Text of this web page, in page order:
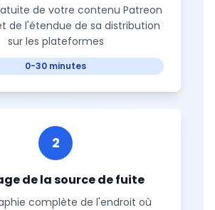
de votre contenu Patreon
de l'étendue de sa distribution
sur les plateformes
0-30 minutes
2
de la source de fuite
complète de l'endroit où